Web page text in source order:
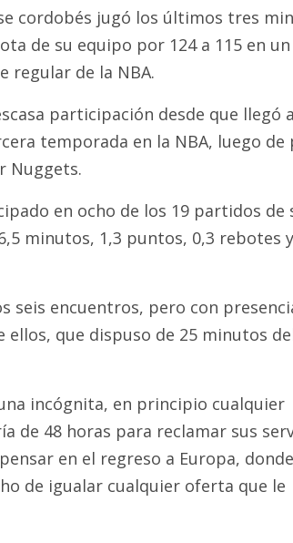
cordobés jugó los últimos tres
de su equipo por 124 a 115 en
regular de la NBA.
participación desde que llegó a
temporada en la NBA, luego de
Nuggets.
en ocho de los 19 partidos de
minutos, 1,3 puntos, 0,3 rebotes
seis encuentros, pero con
ellos, que dispuso de 25 minutos
incógnita, en principio cualquier
de 48 horas para reclamar sus
en el regreso a Europa,
de igualar cualquier oferta que le